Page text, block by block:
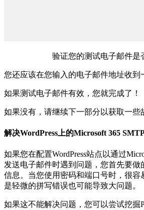
验证您的测试电子邮件是
您还应该在您输入的电子邮件地址收到
如果测试电子邮件有效，您就完成了！
如果没有，请继续下一部分以获取一些
解决WordPress上的Microsoft 365
如果您在配置WordPress站点以通过
发送电子邮件时遇到问题，您首先要做
信息。当您使用密码和端口号时，很容
是轻微的拼写错误也可能导致大问题。
如果这不能解决问题，您可以尝试挖掘